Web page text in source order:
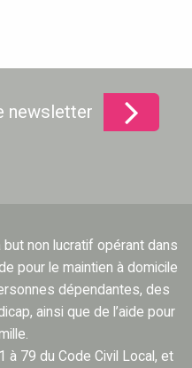
newsletter
non lucratif opérant dans
pour le maintien à domicile
dépendantes, des
ainsi que de l’aide pour
à 79 du Code Civil Local, et